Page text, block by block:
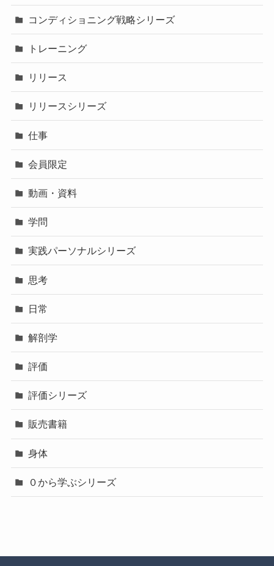
コンディショニング戦略シリーズ
トレーニング
リリース
リリースシリーズ
仕事
会員限定
動画・資料
学問
実践パーソナルシリーズ
思考
日常
解剖学
評価
評価シリーズ
販売書籍
身体
０から学ぶシリーズ